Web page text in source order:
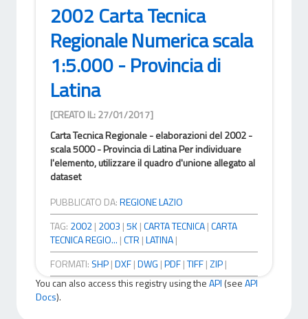
2002 Carta Tecnica
Regionale Numerica scala
1:5.000 - Provincia di
Latina
[CREATO IL: 27/01/2017]
Carta Tecnica Regionale - elaborazioni del 2002 -
scala 5000 - Provincia di Latina Per individuare
l'elemento, utilizzare il quadro d'unione allegato al
dataset
PUBBLICATO DA:REGIONE LAZIO
TAG: 2002| 2003 |5K|CARTA TECNICA|CARTA
TECNICA REGIO... |CTR |LATINA|
FORMATI: SHP|DXF|DWG |PDF|TIFF|ZIP|
You can also access this registry using theAPI (seeAPI
Docs).